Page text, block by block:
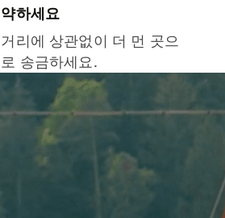
약하세요
거리에 상관없이 더 먼 곳으
로 송금하세요.